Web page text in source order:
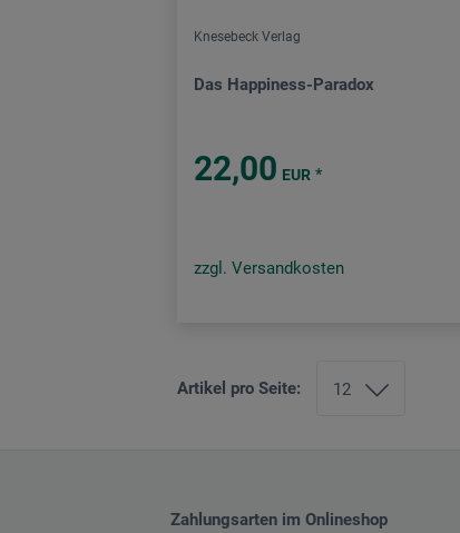
Knesebeck Verlag
Das Happiness-Paradox
22,00 EUR *
zzgl. Versandkosten
Artikel pro Seite:
Zahlungsarten im Onlineshop